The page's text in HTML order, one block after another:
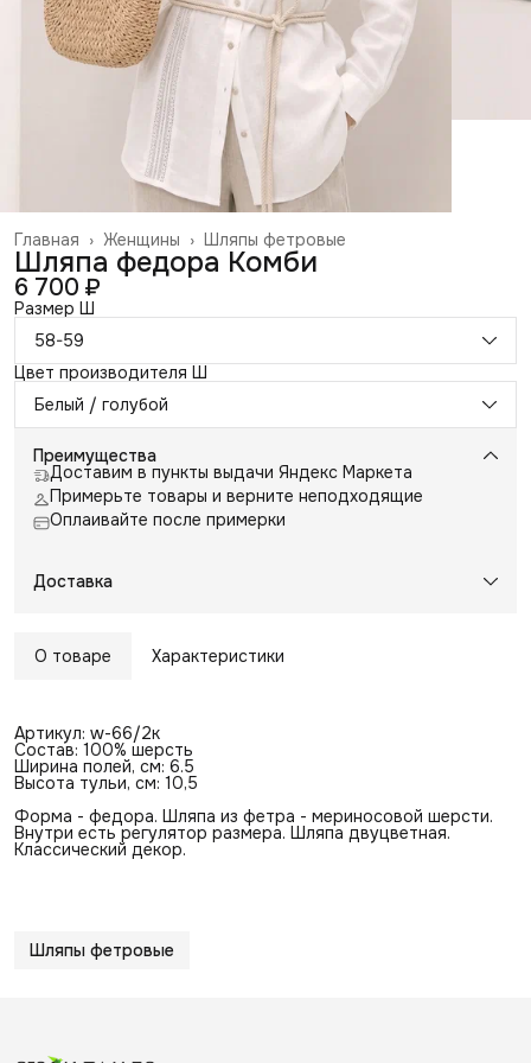
Шляпы фетровые
Женщины ›
Главная ›
Шляпа федора Комби
6 700 ₽
Размер Ш
58-59
Цвет производителя Ш
Белый / голубой
Преимущества
Доставим в пункты выдачи Яндекс Маркета
Примерьте товары и верните неподходящие
Оплаивайте после примерки
Доставка
О товаре Характеристики
Артикул: w-66/2к
Состав: 100% шерсть
Ширина полей, см: 6.5
Высота тульи, см: 10,5
Форма - федора. Шляпа из фетра - мериносовой шерсти.
Внутри есть регулятор размера. Шляпа двуцветная.
Классический декор.
Шляпы фетровые